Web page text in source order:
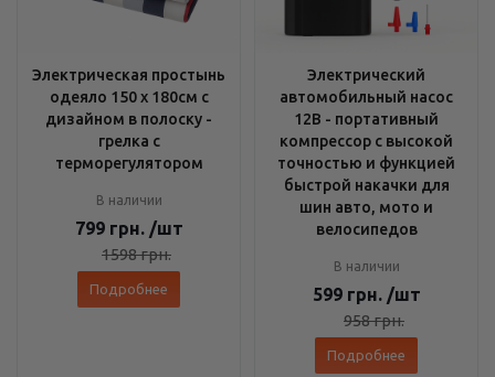
Электрическая простынь
одеяло 150 х 180см с
дизайном в полоску -
грелка с
терморегулятором
В наличии
799 грн. /шт
1598грн.
Подробнее
Электрический
автомобильный насос
12В - портативный
компрессор с высокой
точностью и функцией
быстрой накачки для
шин авто, мото и
велосипедов
В наличии
599 грн. /шт
958грн.
Подробнее